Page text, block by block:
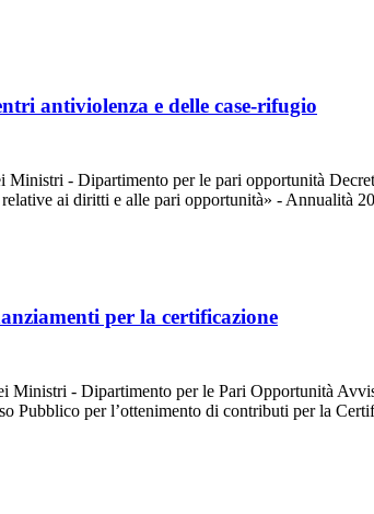
antiviolenza e delle case-rifugio
Ministri - Dipartimento per le pari opportunità
ai diritti e alle pari opportunità» - Annualità
per la certificazione
Ministri - Dipartimento per le Pari Opportunità
Pubblico per l’ottenimento di contributi per la